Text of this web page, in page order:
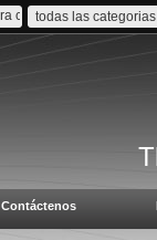
todas las categorias
Contáctenos